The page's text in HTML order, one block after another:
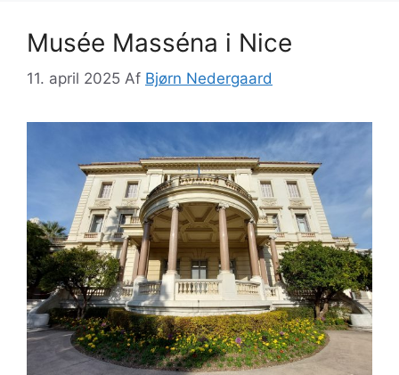
Musée Masséna i Nice
11. april 2025 Af Bjørn Nedergaard